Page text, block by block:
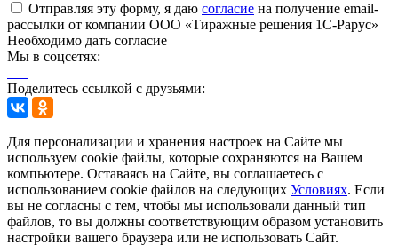
Отправляя эту форму, я даю согласие на получение email-
рассылки от компании ООО «Тиражные решения 1С-Рарус»
Необходимо дать согласие
Мы в соцсетях:
Поделитесь ссылкой с друзьями:
Для персонализации и хранения настроек на Сайте мы
используем cookie файлы, которые сохраняются на Вашем
компьютере. Оставаясь на Сайте, вы соглашаетесь с
использованием cookie файлов на следующих Условиях. Если
вы не согласны с тем, чтобы мы использовали данный тип
файлов, то вы должны соответствующим образом установить
настройки вашего браузера или не использовать Сайт.